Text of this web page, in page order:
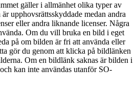
gäller i allmänhet olika typer av
upphovsrättsskyddade medan andra
eller andra liknande licenser. Några
Om du vill bruka en bild i eget
på om bilden är fri att använda eller
gör du genom att klicka på bildlänken
Om en bildlänk saknas är bilden i
kan inte användas utanför SO-